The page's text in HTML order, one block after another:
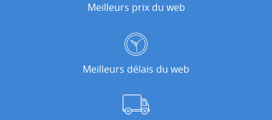
Meilleurs prix du web
Meilleurs délais du web